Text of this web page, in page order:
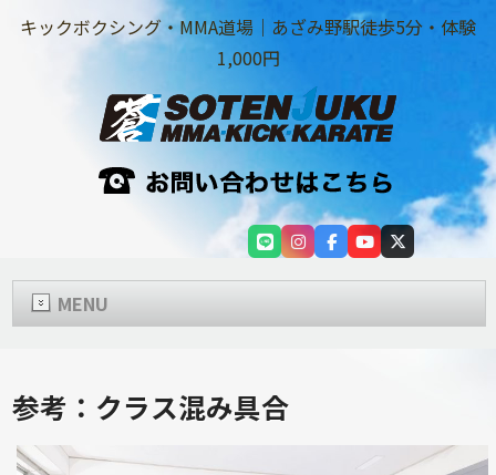
キックボクシング・MMA道場｜あざみ野駅徒歩5分・体験
1,000円
MENU
参考：クラス混み具合